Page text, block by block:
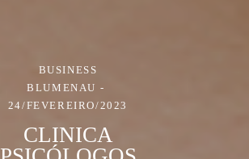
BUSINESS
BLUMENAU
24/FEVEREIRO/2023
CLINICA